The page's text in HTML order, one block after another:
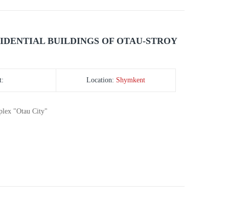
BUILDINGS OF OTAU-STROY
Location: Shymkent
"Otau City"